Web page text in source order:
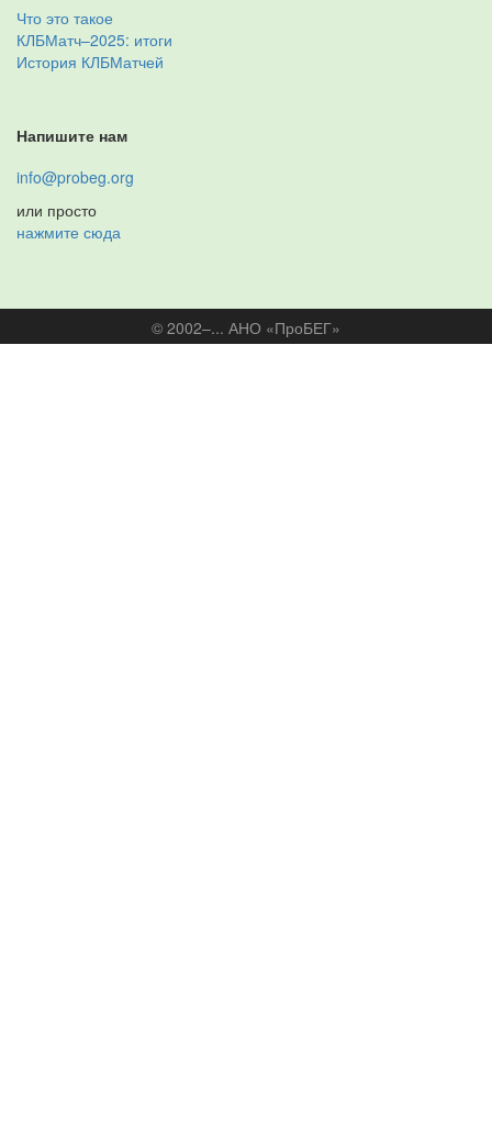
Что это такое
КЛБМатч–2025: итоги
История КЛБМатчей
Напишите нам
info@probeg.org
или просто
нажмите сюда
© 2002–... АНО «ПроБЕГ»